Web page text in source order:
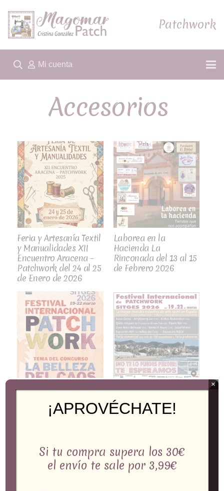
Patchwork
Mi cuenta
Accesorios
Feria y Artesanía Textil
y Manualidades XII
Encuentro Aracena –
Patchwork del 24 al 25
de Enero de 2026
Laborea en la
Hacienda La
Rinconada del 13 al 15
de Febrero 2026
Festival Internacional
del 19 al 22 de Marzo
Tema del Concurso La
Festival Internacional
de Patchwork SITGES
del 19 al 22 de Marzo
¡APROVÉCHATE!
Si tu compra supera los 30€
el envío te sale por 3,99€
×